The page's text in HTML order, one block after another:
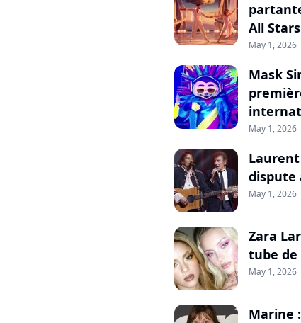
All Stars
May 1, 2026
Mask
May 1, 2026
dispute
May 1, 2026
Zara
tube de
May 1, 2026
Marine